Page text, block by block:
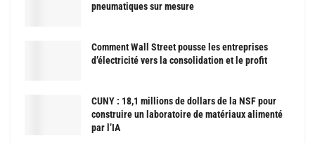
pneumatiques sur mesure
Comment Wall Street pousse les entreprises
d’électricité vers la consolidation et le profit
CUNY : 18,1 millions de dollars de la NSF pour
construire un laboratoire de matériaux alimenté
par l’IA